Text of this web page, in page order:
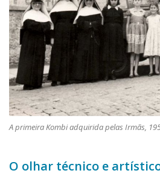
A primeira Kombi adquirida pelas Irmãs,
O olhar técnico e